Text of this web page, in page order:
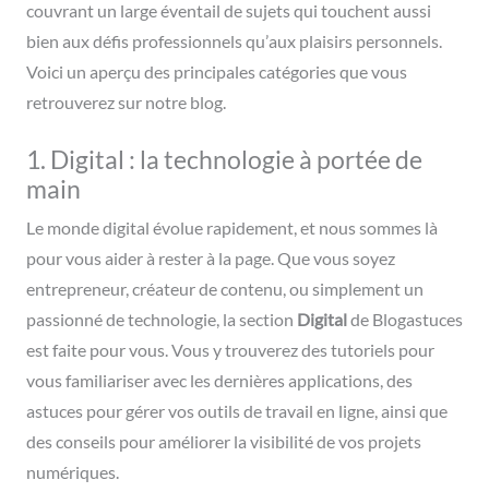
couvrant un large éventail de sujets qui touchent aussi
bien aux défis professionnels qu’aux plaisirs personnels.
Voici un aperçu des principales catégories que vous
retrouverez sur notre blog.
1. Digital : la technologie à portée de
main
Le monde digital évolue rapidement, et nous sommes là
pour vous aider à rester à la page. Que vous soyez
entrepreneur, créateur de contenu, ou simplement un
passionné de technologie, la section Digitalde Blogastuces
est faite pour vous. Vous y trouverez des tutoriels pour
vous familiariser avec les dernières applications, des
astuces pour gérer vos outils de travail en ligne, ainsi que
des conseils pour améliorer la visibilité de vos projets
numériques.